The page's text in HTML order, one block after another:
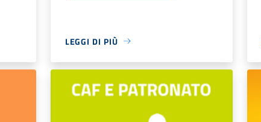
LEGGI DI PIÙ